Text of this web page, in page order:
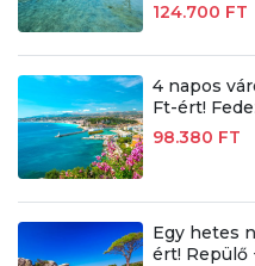
124.700 FT
4 napos
Ft-ért!
98.380 FT
Egy hetes
ért! Repülő